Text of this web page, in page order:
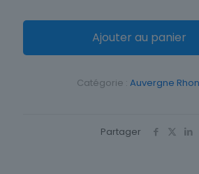
Ajouter au panier
Catégorie : Auvergne
Partager